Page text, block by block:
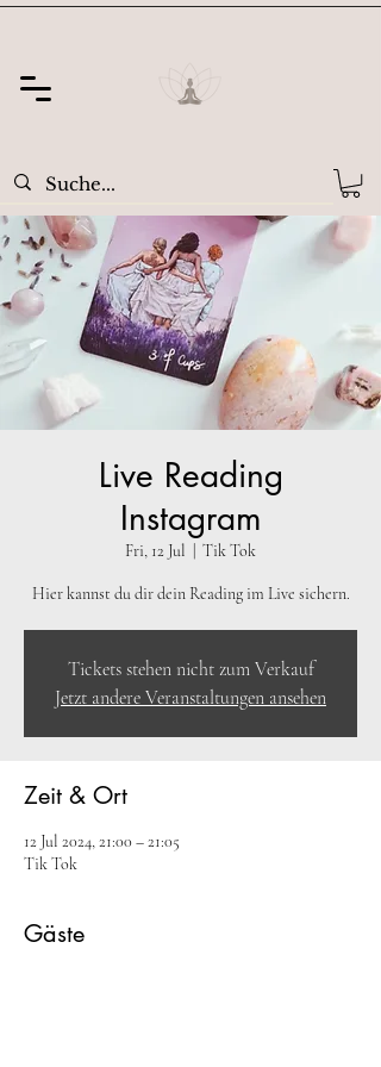
Live Reading
Instagram
Fri, 12 Jul Tik Tok
Hier kannst du dir dein Reading im Live sichern.
Tickets stehen nicht zum Verkauf
Jetzt andere Veranstaltungen ansehen
Zeit & Ort
12 Jul 2024, 21:00 – 21:05
Tik Tok
Gäste